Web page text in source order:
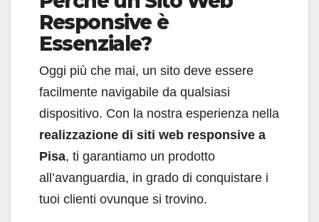
Responsive è
Essenziale?
Oggi più che mai, un sito deve essere
facilmente navigabile da qualsiasi
dispositivo. Con la nostra esperienza nella
realizzazione di siti web responsive a
Pisa, ti garantiamo un prodotto
all’avanguardia, in grado di conquistare i
tuoi clienti ovunque si trovino.